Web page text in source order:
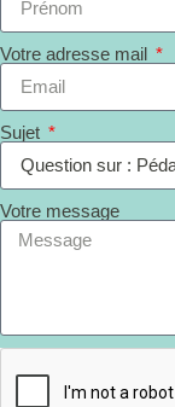
Votre adresse mail
Sujet
Votre message